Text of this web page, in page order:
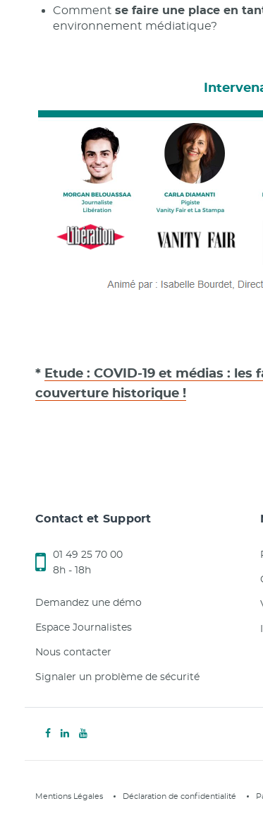
Comment se faire une place en
environnement médiatique?
* Etude : COVID-19 et médias : les
couverture historique !
Contact et Support
01 49 25 70 00
8h - 18h
Demandez une démo
Espace Journalistes
Nous contacter
Signaler un problème de sécurité
Mentions Légales Déclaration de confidentialité